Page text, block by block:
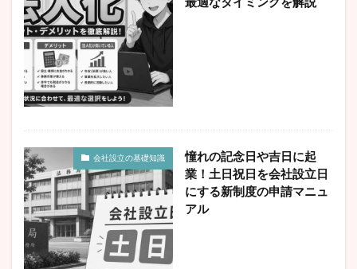
会社設立の基礎知識
憧れの記念日や吉日に起
業！土日祝日を会社設立日
にする新制度の申請マニュ
アル